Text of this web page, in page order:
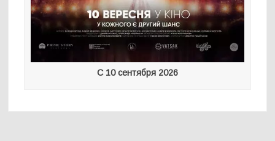
С 10 сентября 2026